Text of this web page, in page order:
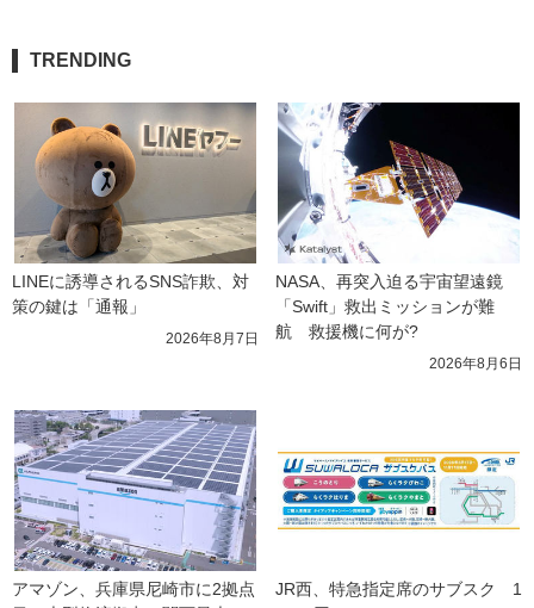
TRENDING
LINEに誘導されるSNS詐欺、対
策の鍵は「通報」
2026年8月7日
NASA、再突入迫る宇宙望遠鏡
「Swift」救出ミッションが難
航　救援機に何が?
2026年8月6日
アマゾン、兵庫県尼崎市に2拠点
JR西、特急指定席のサブスク　1